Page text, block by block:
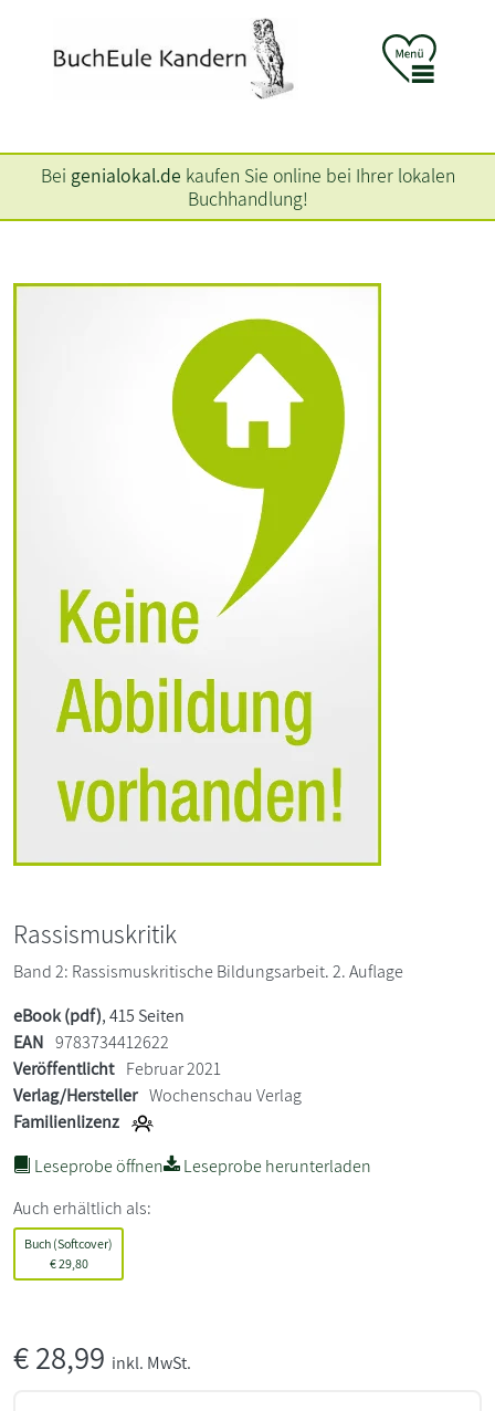
Bei genialokal.de kaufen Sie online bei Ihrer lokalen
Buchhandlung!
Rassismuskritik
Band 2: Rassismuskritische Bildungsarbeit. 2. Auflage
eBook (pdf), 415 Seiten
EAN 9783734412622
Veröffentlicht Februar 2021
Verlag/Hersteller Wochenschau Verlag
Familienlizenz
Leseprobe öffnen
Leseprobe herunterladen
Auch erhältlich als:
Buch (Softcover)
€29,80
€28,99 inkl. MwSt.